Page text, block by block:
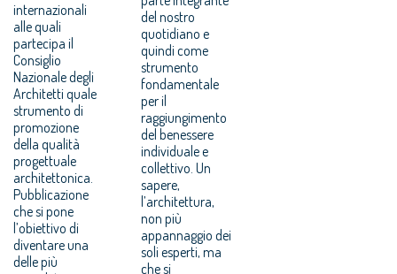
internazionali
alle quali
partecipa il
Consiglio
Nazionale degli
Architetti quale
strumento di
promozione
della qualità
progettuale
architettonica.
Pubblicazione
che si pone
l’obiettivo di
diventare una
delle più
del nostro
quotidiano e
quindi come
strumento
fondamentale
per il
raggiungimento
del benessere
individuale e
collettivo. Un
sapere,
l’architettura,
non più
appannaggio dei
soli esperti, ma
che si